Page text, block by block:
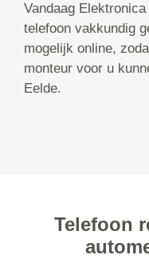
Vandaag
telefoon vakkundig
mogelijk online,
monteur voor u
Eelde.
Telefoon